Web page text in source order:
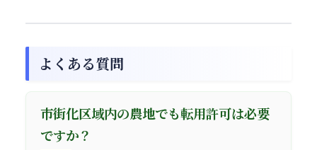
よくある質問
市街化区域内の農地でも転用許可は必要
ですか？